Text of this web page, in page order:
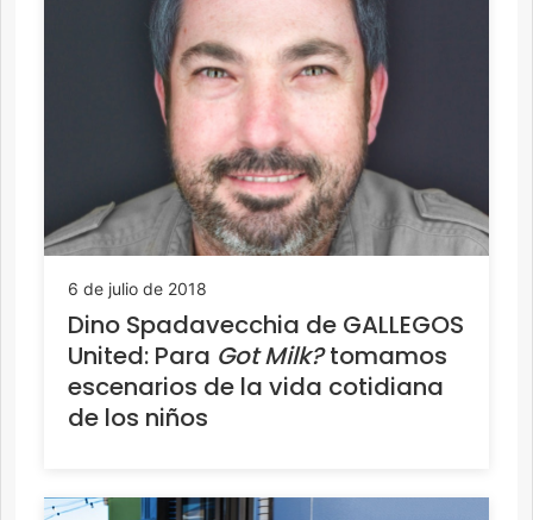
6 de julio de 2018
Dino Spadavecchia de GALLEGOS
United: Para Got Milk?tomamos
escenarios de la vida cotidiana
de los niños